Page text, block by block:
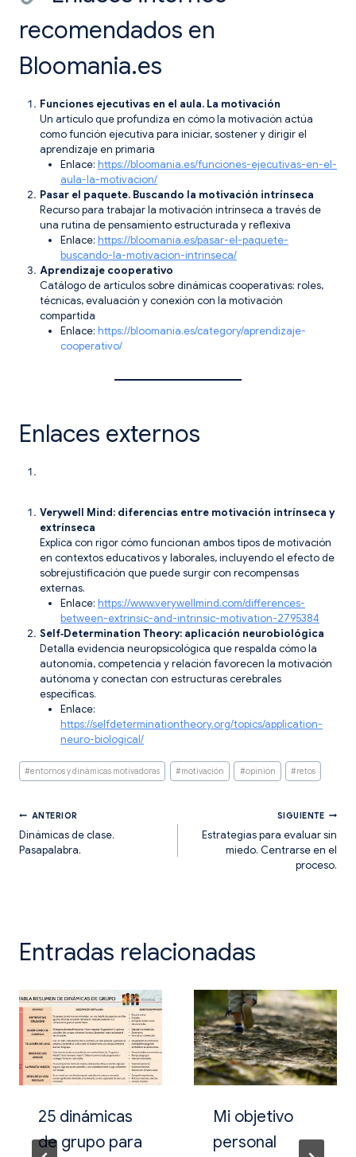
recomendados en
Bloomania.es
Funciones ejecutivas en el aula. La motivación
Un artículo que profundiza en cómo la motivación actúa
como función ejecutiva para iniciar, sostener y dirigir el
aprendizaje en primaria
Enlace: https://bloomania.es/funciones-ejecutivas-en-el-
aula-la-motivacion/
Pasar el paquete. Buscando la motivación intrínseca
Recurso para trabajar la motivación intrínseca a través de
una rutina de pensamiento estructurada y reflexiva
Enlace: https://bloomania.es/pasar-el-paquete-
buscando-la-motivacion-intrinseca/
Aprendizaje cooperativo
Catálogo de artículos sobre dinámicas cooperativas: roles,
técnicas, evaluación y conexión con la motivación
compartida
Enlace: https://bloomania.es/category/aprendizaje-
cooperativo/
Enlaces externos
Verywell Mind: diferencias entre motivación intrínseca y
extrínseca
Explica con rigor cómo funcionan ambos tipos de motivación
en contextos educativos y laborales, incluyendo el efecto de
sobrejustificación que puede surgir con recompensas
externas.
Enlace: https://www.verywellmind.com/differences-
between-extrinsic-and-intrinsic-motivation-2795384
Self‑Determination Theory: aplicación neurobiológica
Detalla evidencia neuropsicológica que respalda cómo la
autonomía, competencia y relación favorecen la motivación
autónoma y conectan con estructuras cerebrales
específicas.
Enlace:
https://selfdeterminationtheory.org/topics/application-
neuro-biological/
Etiquetas
de
entrada:
#entornos y dinámicas motivadoras #motivación #opinión #retos
Navegación
de
ANTERIOR
Dinámicas de clase.
Pasapalabra.
SIGUIENTE
Estrategias para evaluar sin
miedo. Centrarse en el
proceso.
Entradas relacionadas
25 dinámicas
de grupo para
Mi objetivo
personal